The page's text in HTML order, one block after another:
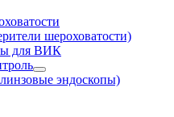
шероховатости)
для ВИК
эндоскопы)